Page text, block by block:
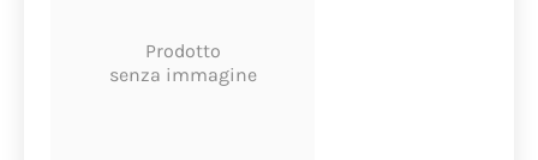
Prodotto
senza immagine